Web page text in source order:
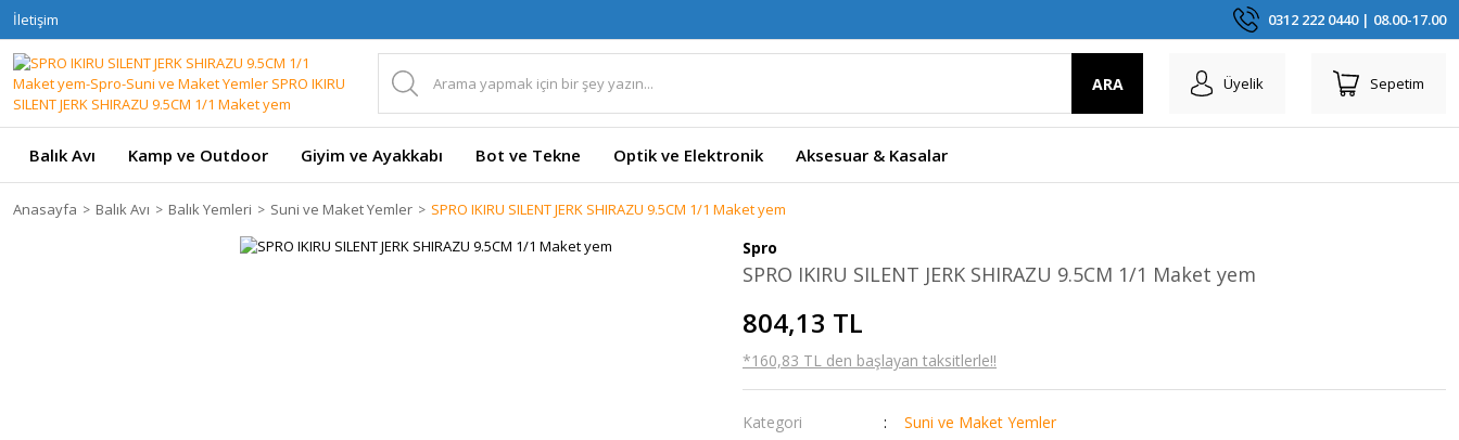
İletişim 0312 222 0440 | 08.00-17.00
ARA Üyelik Sepetim
Balık Avı Kamp ve Outdoor Giyim ve Ayakkabı Bot ve Tekne Optik ve Elektronik Aksesuar & Kasalar
Anasayfa Balık Avı Balık Yemleri Suni ve Maket Yemler SPRO IKIRU SILENT JERK SHIRAZU 9.5CM 1/1 Maket yem
Spro
SPRO IKIRU SILENT JERK SHIRAZU 9.5CM 1/1 Maket yem
804,13 TL
*160,83 TL den başlayan taksitlerle!!
Kategori
Suni ve Maket Yemler